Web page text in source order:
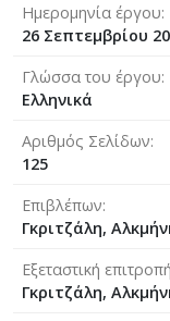
Ημερομηνία έργου
26 Σεπτεμβρίου
Γλώσσα του έργου
Ελληνικά
Αριθμός Σελίδων
125
Επιβλέπων
Γκριτζάλη,
Εξεταστική επιτροπή
Γκριτζάλη,